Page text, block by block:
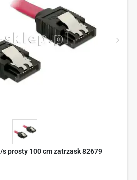
s prosty 100 cm zatrzask 82679